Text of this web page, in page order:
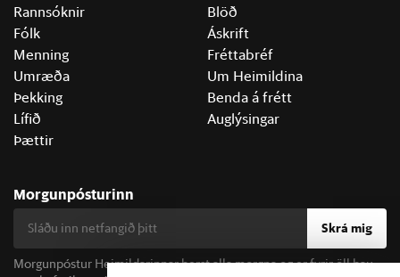
Rannsóknir
Fólk
Menning
Umræða
Þekking
Lífið
Þættir
Blöð
Áskrift
Fréttabréf
Um Heimildina
Benda á frétt
Auglýsingar
Morgunpósturinn
Skrá mig
Morgunpóstur Heimildarinnar berst alla morgna og er fyrir öll þau